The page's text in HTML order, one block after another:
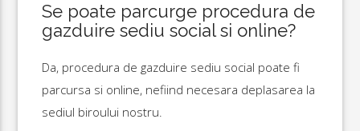
Se poate parcurge procedura de
gazduire sediu social si online?
Da, procedura de gazduire sediu social poate fi
parcursa si online, nefiind necesara deplasarea la
sediul biroului nostru.